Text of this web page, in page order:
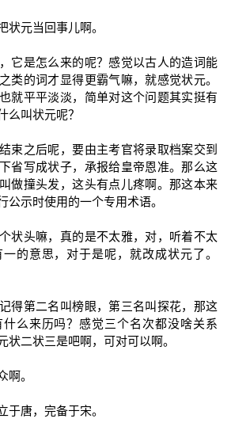
状元当回事儿啊。
它是怎么来的呢？感觉以古人的造词能
类的词才显得更霸气嘛，就感觉状元。
就平平淡淡，简单对这个问题其实挺有
么叫状元呢？
束之后呢，要由主考官将录取档案交到
省写成状子，承报给皇帝恩准。那么这
做撞头发，这头有点儿疼啊。那这本来
公示时使用的一个专用术语。
状头嘛，真的是不太雅，对，听着不太
的意思，对于是呢，就改成状元了。
得第二名叫榜眼，第三名叫探花，那这
么来历吗？感觉三个名次都没啥关系
状二状三是吧啊，可对可以啊。
啊。
于唐，完备于宋。